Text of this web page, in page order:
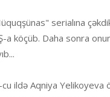
serialına
a köçüb. Daha sonra
ildə Aqniya Yelikoyeva